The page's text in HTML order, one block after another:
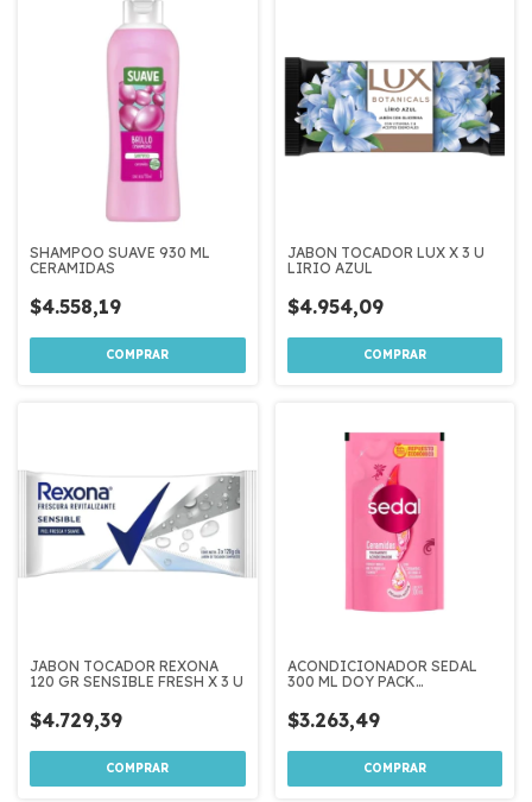
SHAMPOO SUAVE 930 ML
CERAMIDAS
$4.558,19
JABON TOCADOR LUX X 3 U
LIRIO AZUL
$4.954,09
JABON TOCADOR REXONA
120 GR SENSIBLE FRESH X 3 U
$4.729,39
ACONDICIONADOR SEDAL
300 ML DOY PACK
$3.263,49